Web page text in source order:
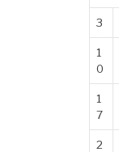
3
1
0
1
7
2